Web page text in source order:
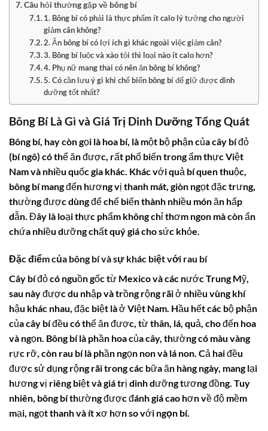
Câu hỏi thường gặp về bông bí
1. Bông bí có phải là thực phẩm ít calo lý tưởng cho người
giảm cân không?
2. Ăn bông bí có lợi ích gì khác ngoài việc giảm cân?
3. Bông bí luộc và xào tỏi thì loại nào ít calo hơn?
4. Phụ nữ mang thai có nên ăn bông bí không?
5. Có cần lưu ý gì khi chế biến bông bí để giữ được dinh
dưỡng tốt nhất?
Bông Bí Là Gì và Giá Trị Dinh Dưỡng Tổng Quát
Bông bí, hay còn gọi là hoa bí, là một bộ phận của cây bí đỏ
(bí ngô) có thể ăn được, rất phổ biến trong ẩm thực Việt
Nam và nhiều quốc gia khác. Khác với quả bí quen thuộc,
bông bímang đến hương vị thanh mát, giòn ngọt đặc trưng,
thường được dùng để chế biến thành nhiều món ăn hấp
dẫn. Đây là loại thực phẩm không chỉ thơm ngon mà còn ẩn
chứa nhiều dưỡng chất quý giá cho sức khỏe.
Đặc điểm của bông bí và sự khác biệt với rau bí
Cây bí đỏ có nguồn gốc từ Mexico và các nước Trung Mỹ,
sau này được du nhập và trồng rộng rãi ở nhiều vùng khí
hậu khác nhau, đặc biệt là ở Việt Nam. Hầu hết các bộ phận
của cây bí đều có thể ăn được, từ thân, lá, quả, cho đến hoa
và ngọn. Bông bílà phần hoa của cây, thường có màu vàng
rực rỡ, còn rau bílà phần ngọn non và lá non. Cả hai đều
được sử dụng rộng rãi trong các bữa ăn hàng ngày, mang lại
hương vị riêng biệt và giá trị dinh dưỡng tương đồng. Tuy
nhiên, bông bíthường được đánh giá cao hơn về độ mềm
mại, ngọt thanh và ít xơ hơn so với ngọn bí.